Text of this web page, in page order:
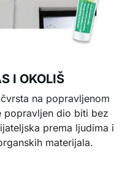
I OKOLIŠ
na popravljenom
popravljen dio biti bez
prema ljudima i
materijala.